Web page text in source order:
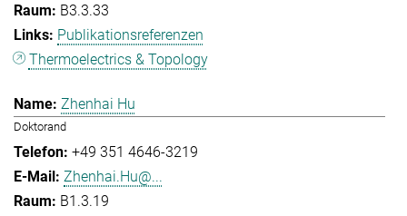
B3.3.33
Publikationsreferenzen
Thermoelectrics & Topology
Zhenhai Hu
Doktorand
+49 351 4646-3219
Zhenhai.Hu@...
B1.3.19